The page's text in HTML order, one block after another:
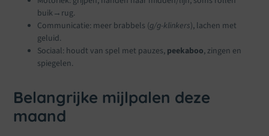
buik→rug.
Communicatie: meer brabbels (g/g-klinkers), lachen met
geluid.
Sociaal: houdt van spel met pauzes, peekaboo, zingen en
spiegelen.
Belangrijke mijlpalen deze
maand